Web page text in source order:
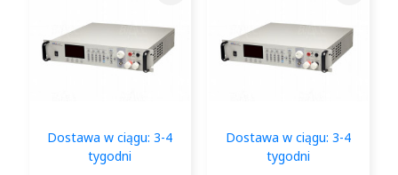
Dostawa w ciągu: 3-4
tygodni
Dostawa w ciągu: 3-4
tygodni